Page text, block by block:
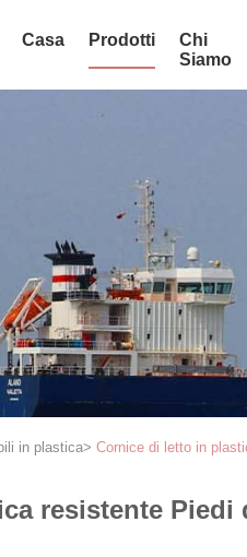
Casa Prodotti
Chi
Siamo
in plastica> Cornice di letto in
resistente Piedi